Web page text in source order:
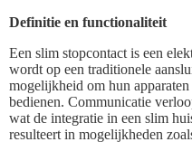
Definitie en functionaliteit
Een slim stopcontact is een
wordt op een traditionele
mogelijkheid om hun
bedienen. Communicatie
wat de integratie in een slim
resulteert in mogelijkheden